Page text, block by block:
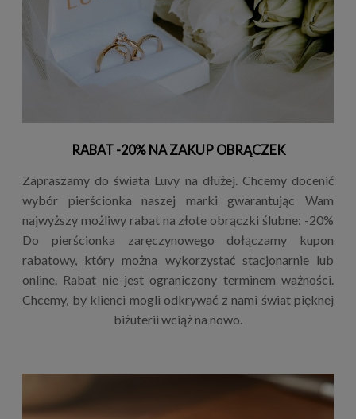
RABAT -20% NA ZAKUP OBRĄCZEK
Zapraszamy do świata Luvy na dłużej. Chcemy docenić
wybór pierścionka naszej marki gwarantując Wam
najwyższy możliwy rabat na złote obrączki ślubne: -20%
Do pierścionka zaręczynowego dołączamy kupon
rabatowy, który można wykorzystać stacjonarnie lub
online. Rabat nie jest ograniczony terminem ważności.
Chcemy, by klienci mogli odkrywać z nami świat pięknej
biżuterii wciąż na nowo.